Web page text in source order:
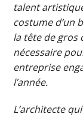
talent
costume d’un
la tête de gros
nécessaire
entreprise
l’année.
L’architecte